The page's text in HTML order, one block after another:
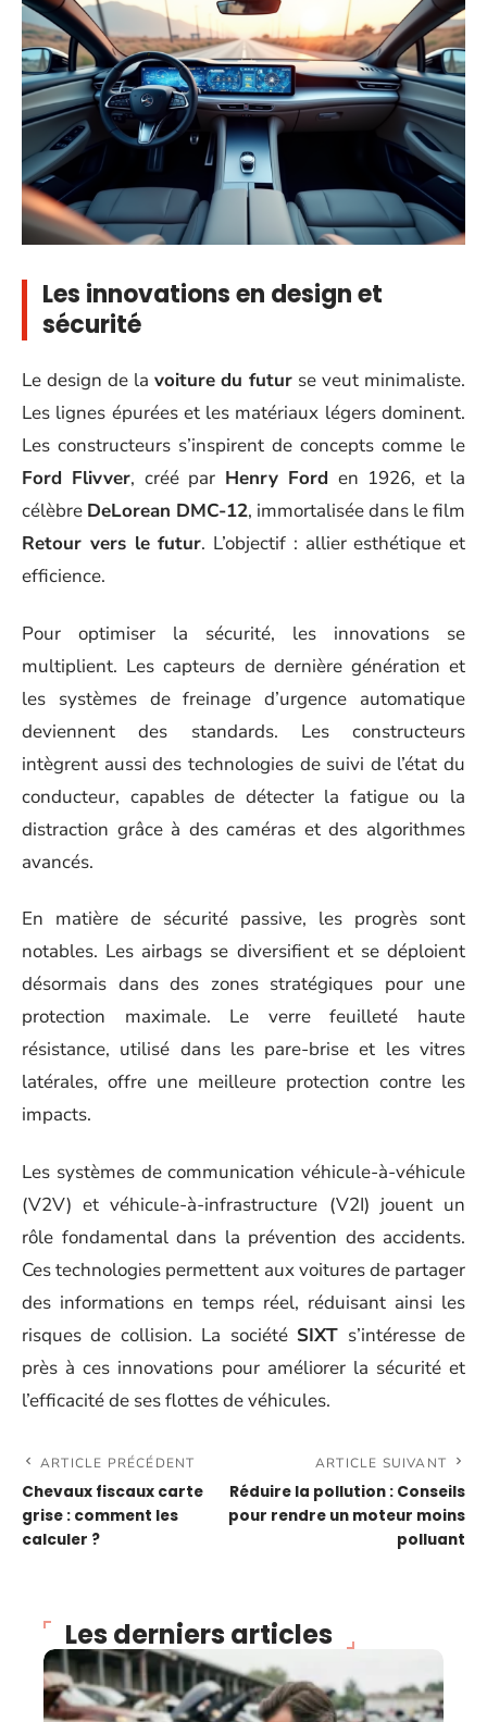
Les innovations en design et
sécurité
Le design de la voiture du futur se veut minimaliste.
Les lignes épurées et les matériaux légers dominent.
Les constructeurs s’inspirent de concepts comme le
Ford Flivver, créé par Henry Ford en 1926, et la
célèbre DeLorean DMC-12, immortalisée dans le film
Retour vers le futur. L’objectif : allier esthétique et
efficience.
Pour optimiser la sécurité, les innovations se
multiplient. Les capteurs de dernière génération et
les systèmes de freinage d’urgence automatique
deviennent des standards. Les constructeurs
intègrent aussi des technologies de suivi de l’état du
conducteur, capables de détecter la fatigue ou la
distraction grâce à des caméras et des algorithmes
avancés.
En matière de sécurité passive, les progrès sont
notables. Les airbags se diversifient et se déploient
désormais dans des zones stratégiques pour une
protection maximale. Le verre feuilleté haute
résistance, utilisé dans les pare-brise et les vitres
latérales, offre une meilleure protection contre les
impacts.
Les systèmes de communication véhicule-à-véhicule
(V2V) et véhicule-à-infrastructure (V2I) jouent un
rôle fondamental dans la prévention des accidents.
Ces technologies permettent aux voitures de partager
des informations en temps réel, réduisant ainsi les
risques de collision. La société SIXT s’intéresse de
près à ces innovations pour améliorer la sécurité et
l’efficacité de ses flottes de véhicules.
ARTICLE PRÉCÉDENT
Chevaux fiscaux carte
grise : comment les
calculer ?
ARTICLE SUIVANT
Réduire la pollution : Conseils
pour rendre un moteur moins
polluant
Les derniers articles